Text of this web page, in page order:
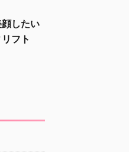
したい
フト